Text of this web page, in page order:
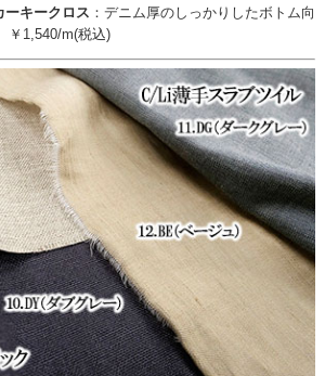
ーキークロス ： デニム厚のしっかりしたボトム向
￥1,540/m(税込)